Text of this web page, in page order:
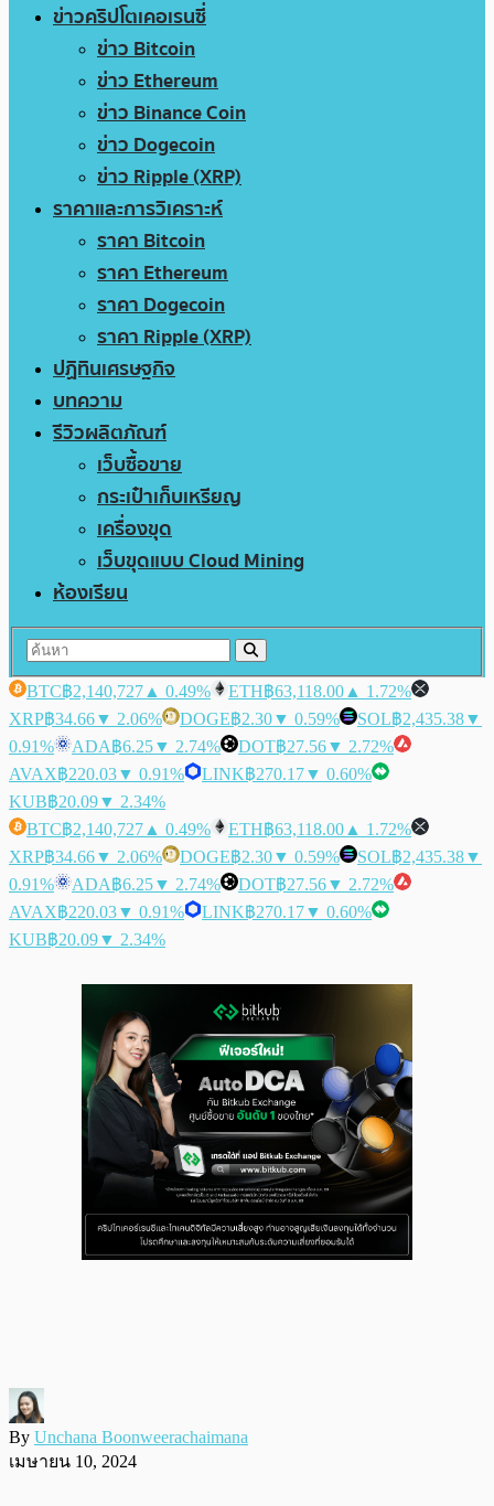
ข่าวคริปโตเคอเรนซี่
ข่าว Bitcoin
ข่าว Ethereum
ข่าว Binance Coin
ข่าว Dogecoin
ข่าว Ripple (XRP)
ราคาและการวิเคราะห์
ราคา Bitcoin
ราคา Ethereum
ราคา Dogecoin
ราคา Ripple (XRP)
ปฏิทินเศรษฐกิจ
บทความ
รีวิวผลิตภัณฑ์
เว็บซื้อขาย
กระเป๋าเก็บเหรียญ
เครื่องขุด
เว็บขุดแบบ Cloud Mining
ห้องเรียน
BTC฿2,140,727 ▲ 0.49% ETH฿63,118.00 ▲ 1.72%
XRP฿34.66▼ 2.06% DOGE฿2.30▼ 0.59% SOL฿2,435.38▼
0.91%
ADA฿6.25▼ 2.74% DOT฿27.56▼ 2.72%
AVAX฿220.03▼ 0.91% LINK฿270.17▼ 0.60%
KUB฿20.09▼ 2.34%
BTC฿2,140,727 ▲ 0.49% ETH฿63,118.00 ▲ 1.72%
XRP฿34.66▼ 2.06% DOGE฿2.30▼ 0.59% SOL฿2,435.38▼
0.91%
ADA฿6.25▼ 2.74% DOT฿27.56▼ 2.72%
AVAX฿220.03▼ 0.91% LINK฿270.17▼ 0.60%
KUB฿20.09▼ 2.34%
By Unchana Boonweerachaimana
เมษายน 10, 2024